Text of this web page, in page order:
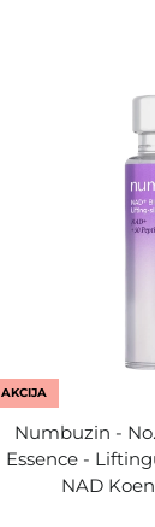
AKCIJA
Numbuzin -
Essence -
NAD